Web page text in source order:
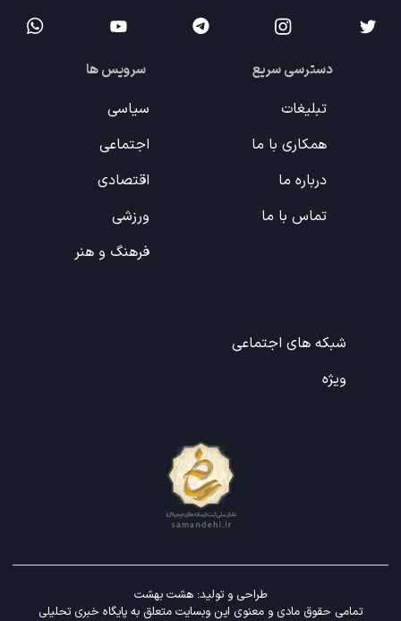
دسترسی سریع
تبلیغات
همکاری با ما
درباره ما
تماس با ما
سرویس ها
سیاسی
اجتماعی
اقتصادی
ورزشی
فرهنگ و هنر
شبکه های اجتماعی
ویژه
تمامی حقوق مادی و معنوی این وبسایت متعلق به پایگاه خبری تحلیلی
طراحی و تولید:هشت بهشت